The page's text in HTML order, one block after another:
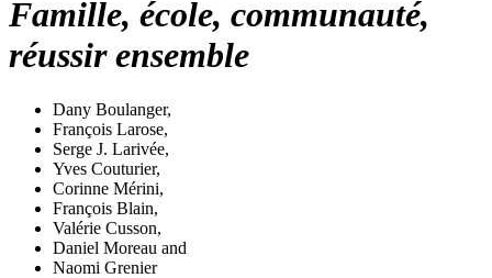
Famille, école, communauté,
réussir ensemble
Dany Boulanger,
François Larose,
Serge J. Larivée,
Yves Couturier,
Corinne Mérini,
François Blain,
Valérie Cusson,
Daniel Moreau and
Naomi Grenier